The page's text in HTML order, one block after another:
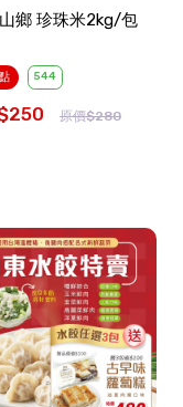
鄉 珍珠米2kg/包
544
原價$280